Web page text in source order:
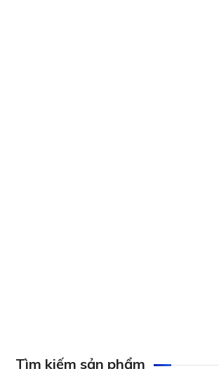
Tìm kiếm sản phẩm